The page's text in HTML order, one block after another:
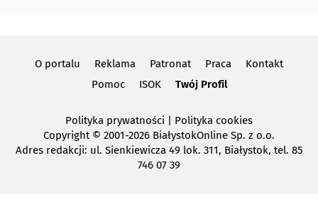
O portalu Reklama Patronat Praca
Kontakt
Pomoc
ISOK Twój Profil
Polityka prywatności | Polityka cookies
Copyright © 2001-2026 BiałystokOnline Sp. z o.o.
Adres redakcji: ul. Sienkiewicza 49 lok. 311, Białystok, tel. 85
746 07 39